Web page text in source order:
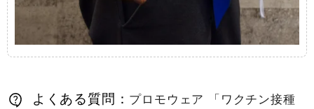
よくある質問： プロモウェア 「ワクチン接種